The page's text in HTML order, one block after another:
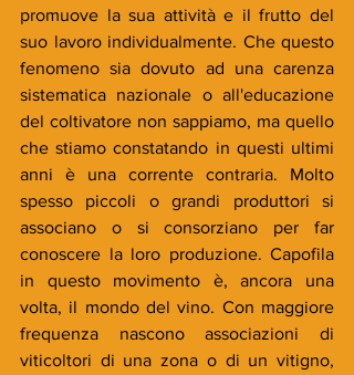
promuove la sua attività e il frutto del
suo lavoro individualmente. Che questo
fenomeno sia dovuto ad una carenza
sistematica nazionale o all'educazione
del coltivatore non sappiamo, ma quello
che stiamo constatando in questi ultimi
anni è una corrente contraria. Molto
spesso piccoli o grandi produttori si
associano o si consorziano per far
conoscere la loro produzione. Capofila
in questo movimento è, ancora una
volta, il mondo del vino. Con maggiore
frequenza nascono associazioni di
viticoltori di una zona o di un vitigno,